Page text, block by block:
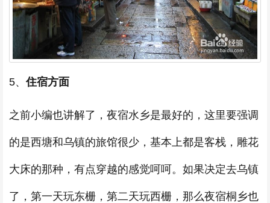
5、住宿方面
之前小编也讲解了，夜宿水乡是最好的，这里要强调
的是西塘和乌镇的旅馆很少，基本上都是客栈，雕花
大床的那种，有点穿越的感觉呵呵。如果决定去乌镇
了，第一天玩东栅，第二天玩西栅，那么夜宿桐乡也